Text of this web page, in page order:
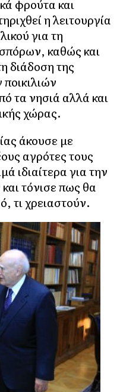
φρούτα και
η λειτουργία
για τη
καθώς και
διάδοση της
τα νησιά αλλά και
χώρας.
άκουσε με
αγρότες τους
ιδιαίτερα για την
τόνισε πως θα
τι χρειαστούν.